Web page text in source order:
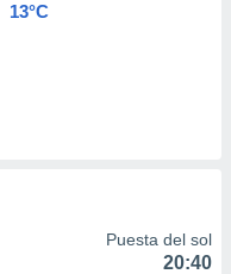
13°C
Puesta del sol
20:40